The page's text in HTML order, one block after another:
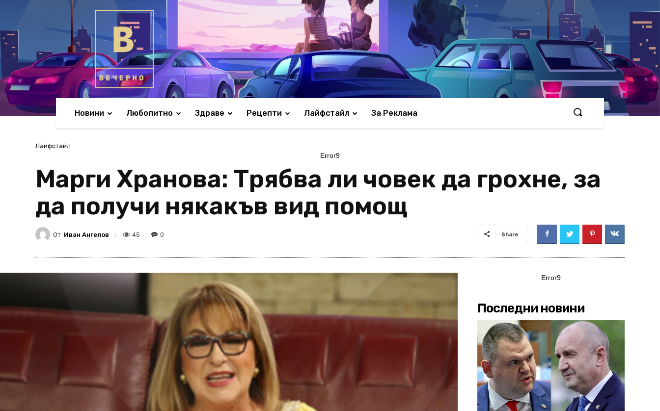
Новини Любопитно Здраве Рецепти Лайфстайл За Реклама
Лайфстайл
Error9
Марги Хранова: Трябва ли човек да грохне, за
да получи някакъв вид помощ
От Иван Ангелов 45 0 Share
Error9
Последни новини